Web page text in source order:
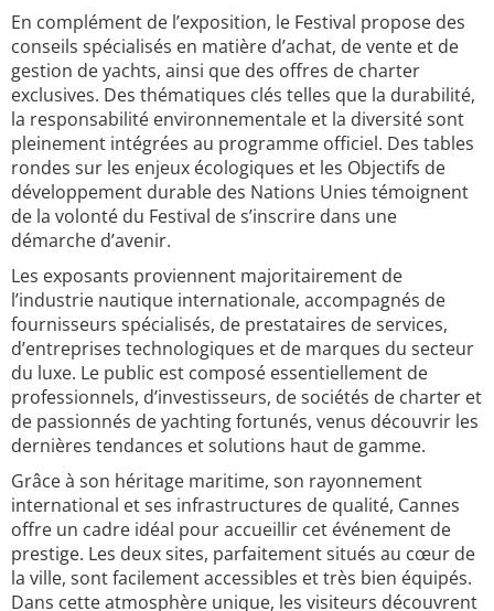
En complément de l’exposition, le Festival propose des
conseils spécialisés en matière d’achat, de vente et de
gestion de yachts, ainsi que des offres de charter
exclusives. Des thématiques clés telles que la durabilité,
la responsabilité environnementale et la diversité sont
pleinement intégrées au programme officiel. Des tables
rondes sur les enjeux écologiques et les Objectifs de
développement durable des Nations Unies témoignent
de la volonté du Festival de s’inscrire dans une
démarche d’avenir.
Les exposants proviennent majoritairement de
l’industrie nautique internationale, accompagnés de
fournisseurs spécialisés, de prestataires de services,
d’entreprises technologiques et de marques du secteur
du luxe. Le public est composé essentiellement de
professionnels, d’investisseurs, de sociétés de charter et
de passionnés de yachting fortunés, venus découvrir les
dernières tendances et solutions haut de gamme.
Grâce à son héritage maritime, son rayonnement
international et ses infrastructures de qualité, Cannes
offre un cadre idéal pour accueillir cet événement de
prestige. Les deux sites, parfaitement situés au cœur de
la ville, sont facilement accessibles et très bien équipés.
Dans cette atmosphère unique, les visiteurs découvrent